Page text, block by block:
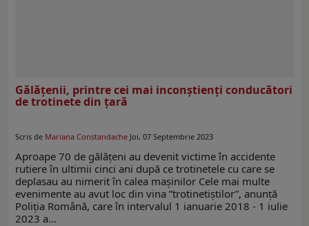
Gălățenii, printre cei mai inconștienți conducători
de trotinete din țară
Scris de Mariana Constandache Joi, 07 Septembrie 2023
Aproape 70 de gălățeni au devenit victime în accidente
rutiere în ultimii cinci ani după ce trotinetele cu care se
deplasau au nimerit în calea mașinilor Cele mai multe
evenimente au avut loc din vina ”trotinetiștilor”, anunță
Poliția Română, care în intervalul 1 ianuarie 2018 - 1 iulie
2023 a…